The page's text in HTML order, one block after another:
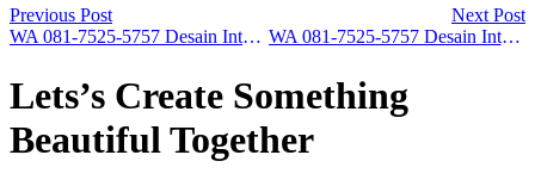
Previous Post
WA 081-7525-5757 Desain Interior Industrial di Pontianak
Next Post
WA 081-7525-5757 Desain Interior Natural di Banjarbaru
Lets’s Create Something
Beautiful Together